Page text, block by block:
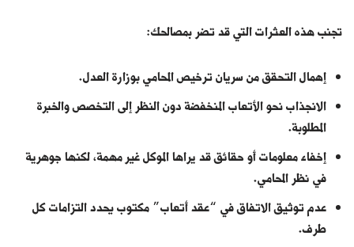
تجنب هذه العثرات التي قد تضر بمصالحك:
إهمال التحقق من سريان ترخيص المحامي بوزارة العدل.
الانجذاب نحو الأتعاب المنخفضة دون النظر إلى التخصص والخبرة
المطلوبة.
إخفاء معلومات أو حقائق قد يراها الموكل غير مهمة، لكنها جوهرية
في نظر المحامي.
عدم توثيق الاتفاق في “عقد أتعاب” مكتوب يحدد التزامات كل
طرف.